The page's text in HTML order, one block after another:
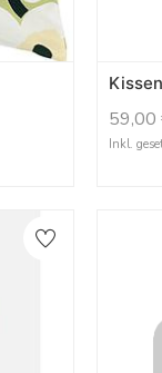
59,00
Inkl.